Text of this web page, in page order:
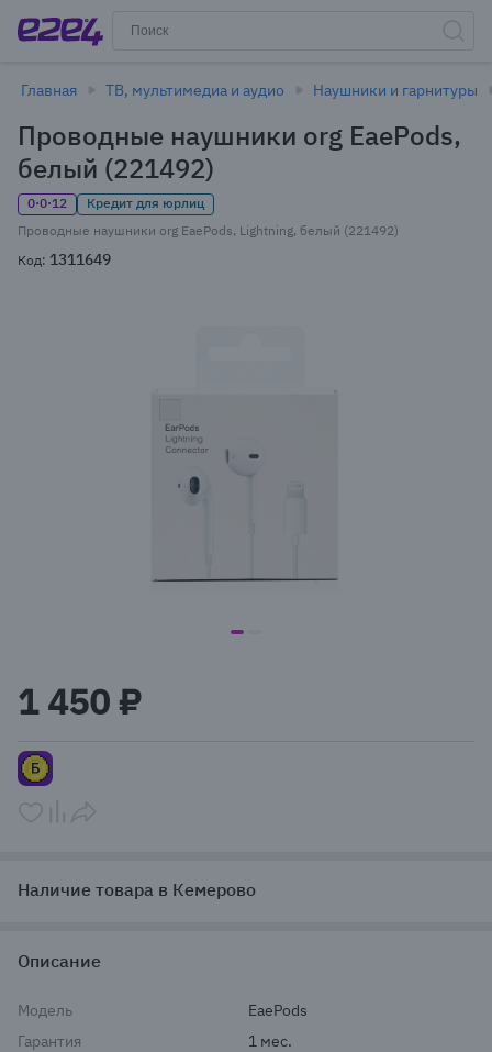
Главная ТВ, мультимедиа и аудио Наушники и гарнитуры
Проводные наушники org EaePods,
белый (221492)
0·0·12
Кредит для юрлиц
Проводные наушники org EaePods, Lightning, белый (221492)
Код: 1311649
item
of
2
1 450 ₽
Наличие товара в Кемерово
Описание
Модель
EaePods
Гарантия
1 мес.